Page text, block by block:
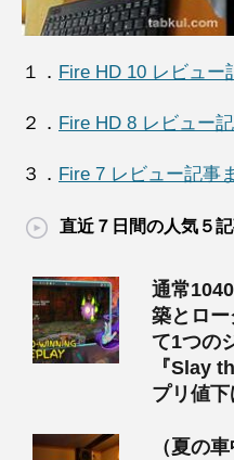
１． Fire HD 10 レビュー
２． Fire HD 8 レビュー
３． Fire 7 レビュー記事
直近７日間の人気５
通常
築とロ
て1つの
『Slay
プリ値
（夏の